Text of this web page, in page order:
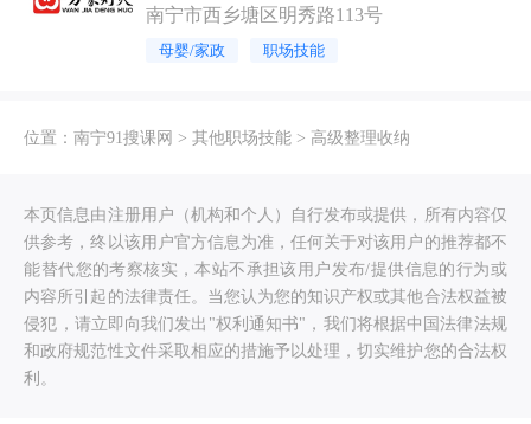
南宁市西乡塘区明秀路113号
母婴/家政 职场技能
位置：南宁91搜课网 >其他职场技能 > 高级整理收纳
本页信息由注册用户（机构和个人）自行发布或提供，所有内容仅
供参考，终以该用户官方信息为准，任何关于对该用户的推荐都不
能替代您的考察核实，本站不承担该用户发布/提供信息的行为或
内容所引起的法律责任。当您认为您的知识产权或其他合法权益被
侵犯，请立即向我们发出"权利通知书"，我们将根据中国法律法规
和政府规范性文件采取相应的措施予以处理，切实维护您的合法权
利。